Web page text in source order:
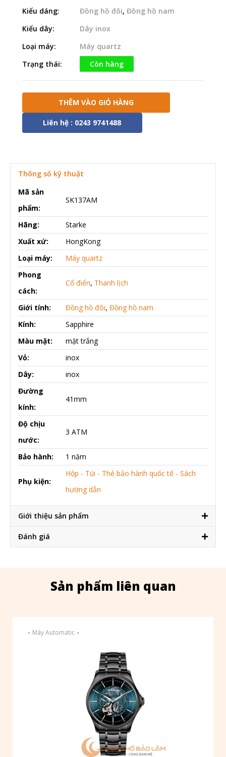
Kiểu dáng:
Đồng hồ đôi, Đồng hồ nam
Kiểu dây:
Dây inox
Loại máy:
Máy quartz
Trạng thái:
Còn hàng
THÊM VÀO GIỎ HÀNG
Liên hệ : 0243 9741488
Thông số kỹ thuật
Mã sản
phẩm:
SK137AM
Hãng:
Starke
Xuất xứ:
HongKong
Loại máy:
Máy quartz
Phong
cách:
Cổ điển, Thanh lịch
Giới tính: Đồng hồ đôi, Đồng hồ nam
Kính:
Sapphire
Màu mặt:
mặt trắng
Vỏ:
inox
Dây:
inox
Đường
kính:
41mm
Độ chịu
nước:
3 ATM
Bảo hành: 1 năm
Phụ kiện:
Hộp - Túi - Thẻ bảo hành quốc tế - Sách
hướng dẫn
Giới thiệu sản phẩm
Đánh giá
Sản phẩm liên quan
- Máy Automatic -